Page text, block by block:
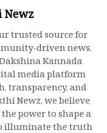
Newz
trusted source for
driven news.
Kannada
media platform
transparency, and
Newz, we believe
power to shape a
illuminate the truth